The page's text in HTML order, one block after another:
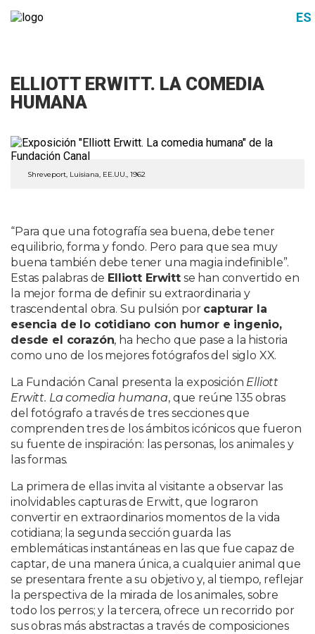
ES
ELLIOTT ERWITT. LA COMEDIA
HUMANA
Shreveport, Luisiana, EE.UU., 1962
“Para que una fotografía sea buena, debe tener
equilibrio, forma y fondo. Pero para que sea muy
buena también debe tener una magia indefinible”.
Estas palabras de Elliott Erwittse han convertido en
la mejor forma de definir su extraordinaria y
trascendental obra. Su pulsión por capturar la
esencia de lo cotidiano con humor e ingenio,
desde el corazón, ha hecho que pase a la historia
como uno de los mejores fotógrafos del siglo XX.
La Fundación Canal presenta la exposición Elliott
Erwitt. La comedia humana, que reúne 135 obras
del fotógrafo a través de tres secciones que
comprenden tres de los ámbitos icónicos que fueron
su fuente de inspiración: las personas, los animales y
las formas.
La primera de ellas invita al visitante a observar las
inolvidables capturas de Erwitt, que lograron
convertir en extraordinarios momentos de la vida
cotidiana; la segunda sección guarda las
emblemáticas instantáneas en las que fue capaz de
captar, de una manera única, a cualquier animal que
se presentara frente a su objetivo y, al tiempo, reflejar
la perspectiva de la mirada de los animales, sobre
todo los perros; y la tercera, ofrece un recorrido por
sus obras más abstractas a través de composiciones